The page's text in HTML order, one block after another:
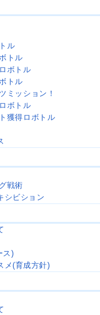
ル
トル
ボトル
トル
ミッション！
ボトル
獲得ロボトル
戦術
シビション
ス)
メ(育成方針)